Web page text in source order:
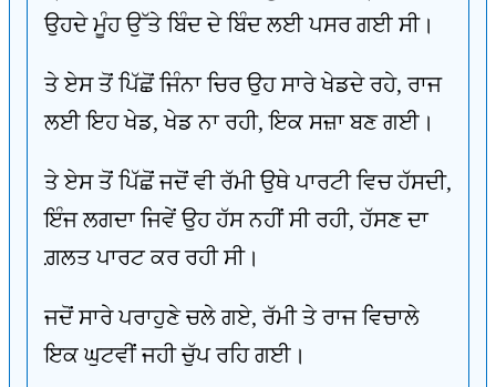
ਉਹਦੇ ਮੂੰਹ ਉੱਤੇ ਬਿੰਦ ਦੇ ਬਿੰਦ ਲਈ ਪਸਰ ਗਈ ਸੀ।
ਤੇ ਏਸ ਤੋਂ ਪਿੱਛੋਂ ਜਿੰਨਾ ਚਿਰ ਉਹ ਸਾਰੇ ਖੇਡਦੇ ਰਹੇ, ਰਾਜ
ਲਈ ਇਹ ਖੇਡ, ਖੇਡ ਨਾ ਰਹੀ, ਇਕ ਸਜ਼ਾ ਬਣ ਗਈ।
ਤੇ ਏਸ ਤੋਂ ਪਿੱਛੋਂ ਜਦੋਂ ਵੀ ਰੱਮੀ ਉਥੇ ਪਾਰਟੀ ਵਿਚ ਹੱਸਦੀ,
ਇੰਜ ਲਗਦਾ ਜਿਵੇਂ ਉਹ ਹੱਸ ਨਹੀਂ ਸੀ ਰਹੀ, ਹੱਸਣ ਦਾ
ਗ਼ਲਤ ਪਾਰਟ ਕਰ ਰਹੀ ਸੀ।
ਜਦੋਂ ਸਾਰੇ ਪਰਾਹੁਣੇ ਚਲੇ ਗਏ, ਰੱਮੀ ਤੇ ਰਾਜ ਵਿਚਾਲੇ
ਇਕ ਘੁਟਵੀਂ ਜਹੀ ਚੁੱਪ ਰਹਿ ਗਈ।